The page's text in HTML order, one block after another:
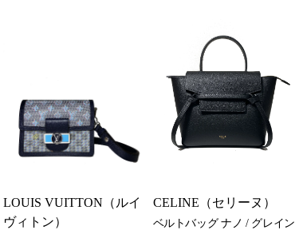
LOUIS VUITTON（ルイ
ヴィトン）
CELINE（セリーヌ）
ベルトバッグ ナノ / グレイン